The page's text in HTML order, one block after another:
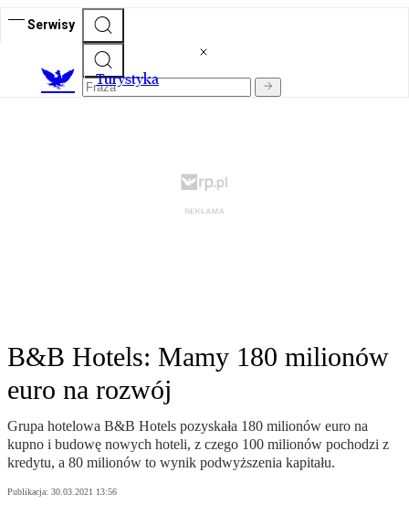
Serwisy
Turystyka
B&B Hotels: Mamy 180 milionów
euro na rozwój
Grupa hotelowa B&B Hotels pozyskała 180 milionów euro na
kupno i budowę nowych hoteli, z czego 100 milionów pochodzi z
kredytu, a 80 milionów to wynik podwyższenia kapitału.
Publikacja: 30.03.2021 13:56